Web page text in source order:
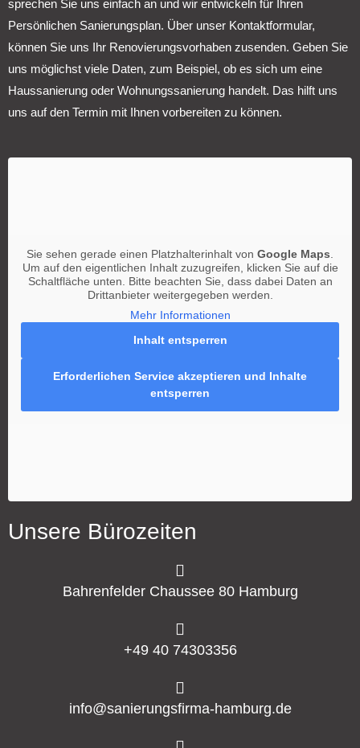
sprechen Sie uns einfach an und wir entwickeln für Ihren
Persönlichen Sanierungsplan. Über unser Kontaktformular,
können Sie uns Ihr Renovierungsvorhaben zusenden. Geben Sie
uns möglichst viele Daten, zum Beispiel, ob es sich um eine
Haussanierung oder Wohnungssanierung handelt. Das hilft uns
uns auf den Termin mit Ihnen vorbereiten zu können.
Sie sehen gerade einen Platzhalterinhalt von Google Maps.
Um auf den eigentlichen Inhalt zuzugreifen, klicken Sie auf die
Schaltfläche unten. Bitte beachten Sie, dass dabei Daten an
Drittanbieter weitergegeben werden.
Mehr Informationen
Inhalt entsperren
Erforderlichen Service akzeptieren und Inhalte
entsperren
Unsere Bürozeiten
Bahrenfelder Chaussee 80 Hamburg
+49 40 74303356
info@sanierungsfirma-hamburg.de